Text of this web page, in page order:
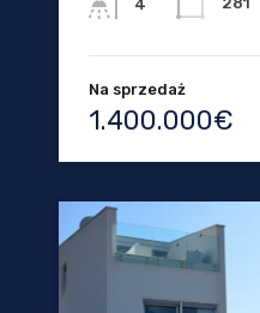
4
Na sprzedaż
1.400.000€